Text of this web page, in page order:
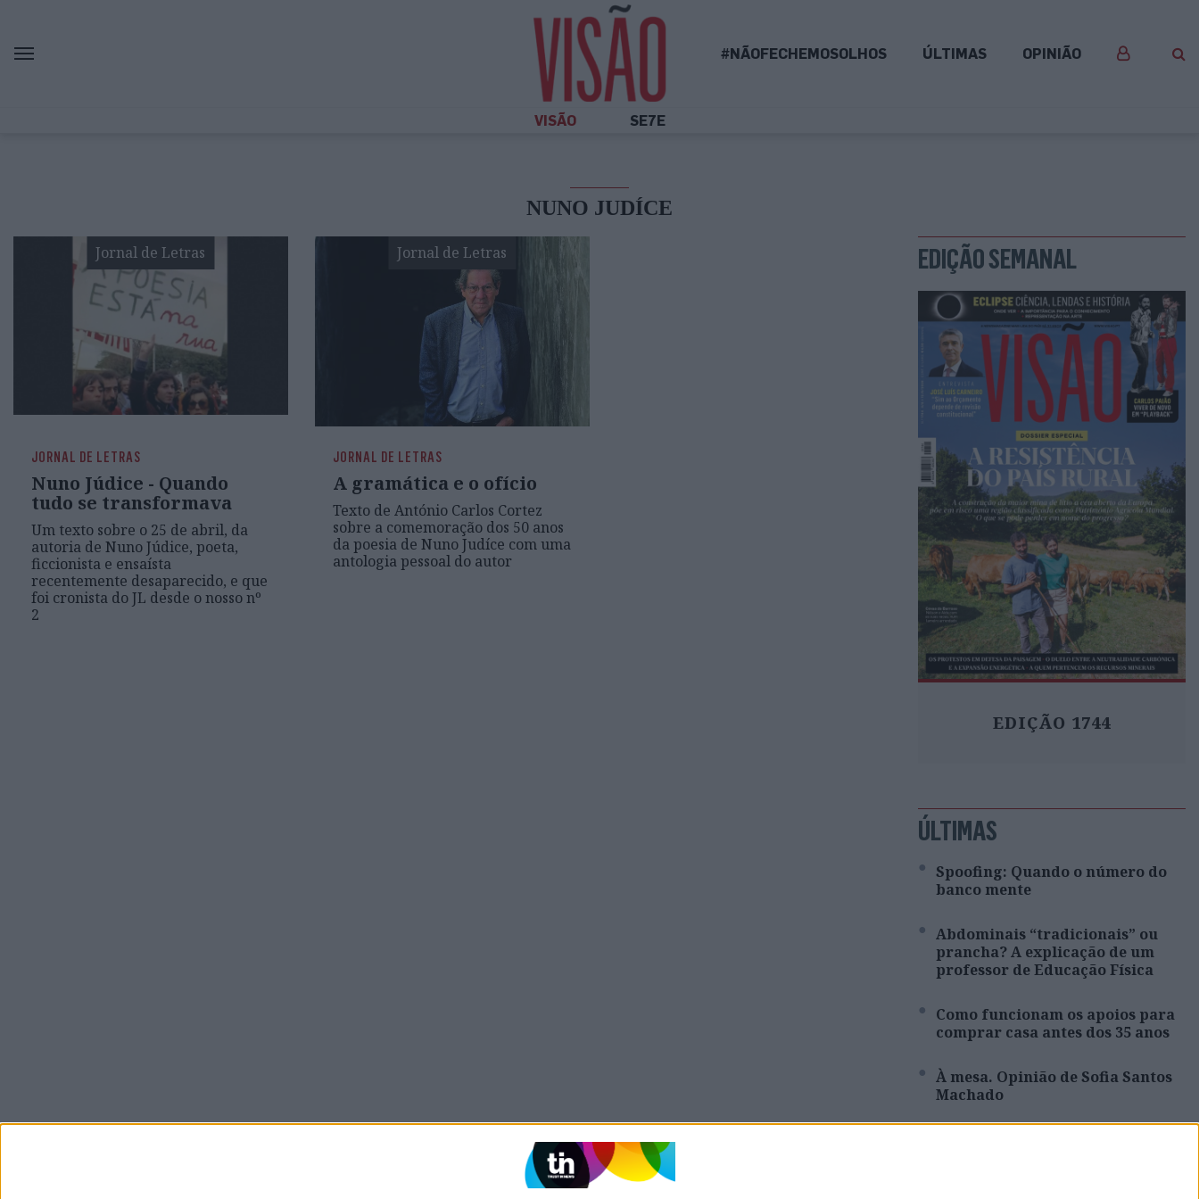
#NÃOFECHEMOSOLHOS ÚLTIMAS OPINIÃO
VISÃO SE7E
NUNO JUDÍCE
Jornal de Letras
JORNAL DE LETRAS
Nuno Júdice - Quando
tudo se transformava
Um texto sobre o 25 de abril, da
autoria de Nuno Júdice, poeta,
ficcionista e ensaísta
recentemente desaparecido, e que
foi cronista do JL desde o nosso nº
2
Jornal de Letras
JORNAL DE LETRAS
A gramática e o ofício
Texto de António Carlos Cortez
sobre a comemoração dos 50 anos
da poesia de Nuno Judíce com uma
antologia pessoal do autor
EDIÇÃO SEMANAL
EDIÇÃO 1744
ÚLTIMAS
Spoofing: Quando o número do
banco mente
Abdominais “tradicionais” ou
prancha? A explicação de um
professor de Educação Física
Como funcionam os apoios para
comprar casa antes dos 35 anos
À mesa. Opinião de Sofia Santos
Machado